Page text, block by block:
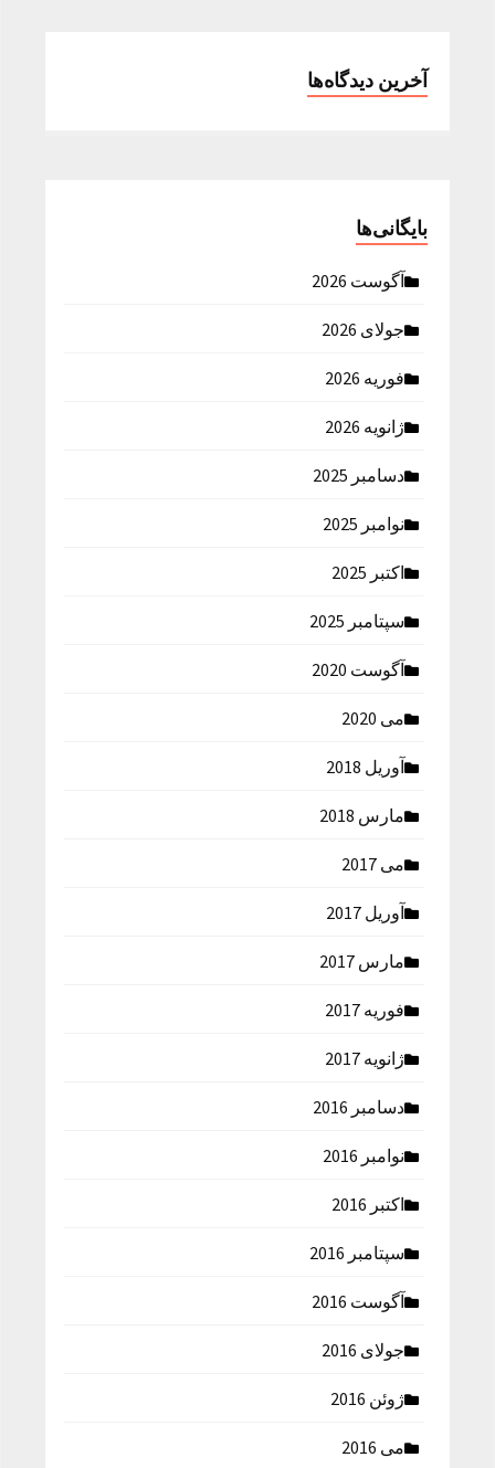
آخرین دیدگاه‌ها
بایگانی‌ها
آگوست 2026
جولای 2026
فوریه 2026
ژانویه 2026
دسامبر 2025
نوامبر 2025
اکتبر 2025
سپتامبر 2025
آگوست 2020
می 2020
آوریل 2018
مارس 2018
می 2017
آوریل 2017
مارس 2017
فوریه 2017
ژانویه 2017
دسامبر 2016
نوامبر 2016
اکتبر 2016
سپتامبر 2016
آگوست 2016
جولای 2016
ژوئن 2016
می 2016